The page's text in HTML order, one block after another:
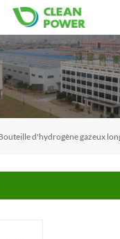
d'hydrogène gazeux